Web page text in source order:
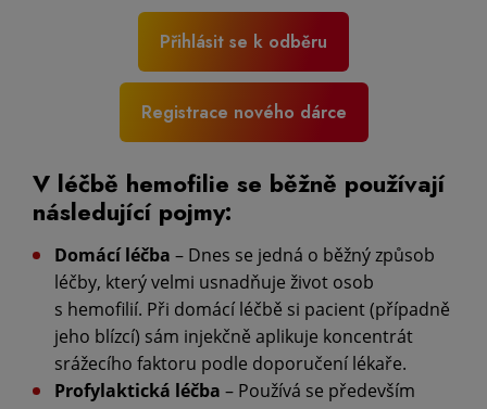
Přihlásit se k odběru
Registrace nového dárce
V léčbě hemofilie se běžně používají
následující pojmy:
Domácí léčba – Dnes se jedná o běžný způsob
léčby, který velmi usnadňuje život osob
s hemofilií. Při domácí léčbě si pacient (případně
jeho blízcí) sám injekčně aplikuje koncentrát
srážecího faktoru podle doporučení lékaře.
Profylaktická léčba – Používá se především